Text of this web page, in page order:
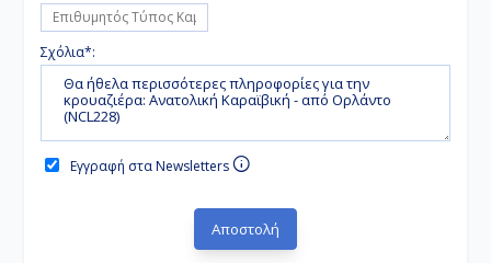
Σχόλια*:
Εγγραφή στα Newsletters